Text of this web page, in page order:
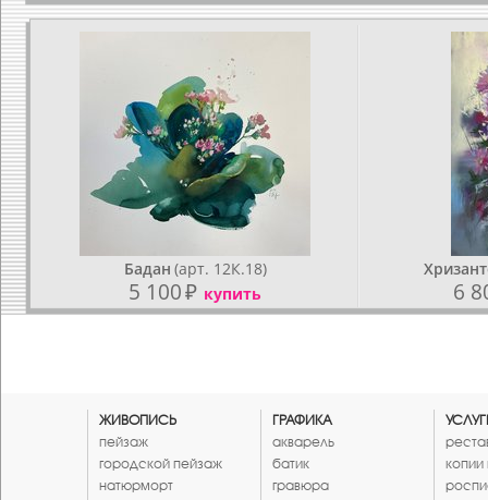
Бадан (арт. 12К.18)
5 100₽ купить 6
ЖИВОПИСЬ
пейзаж
городской пейзаж
натюрморт
ГРАФИКА
акварель
батик
гравюра
копии